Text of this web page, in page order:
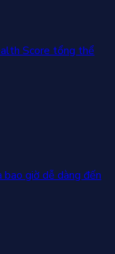
Score tổng thể
bao giờ dễ dàng đến